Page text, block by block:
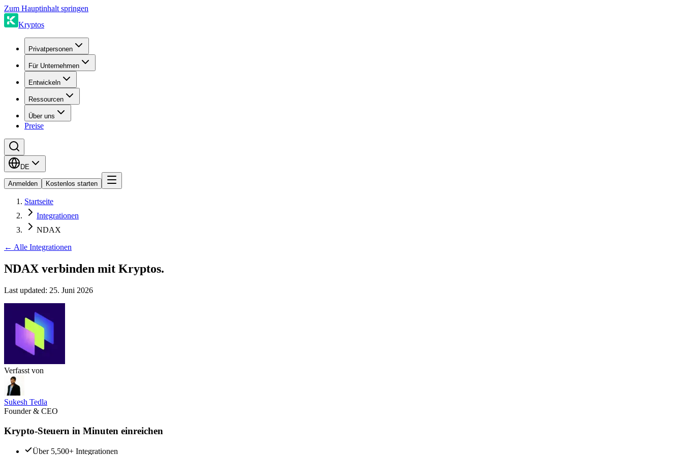
Zum Hauptinhalt springen
Kryptos
Privatpersonen
Für Unternehmen
Entwickeln
Ressourcen
Über uns
Preise
DE
Anmelden Kostenlos starten
Startseite
Integrationen
NDAX
← Alle Integrationen
NDAX verbinden mit Kryptos.
Last updated: 25. Juni 2026
Verfasst von
Sukesh Tedla
Founder & CEO
Krypto-Steuern in Minuten einreichen
Über 5,500+ Integrationen